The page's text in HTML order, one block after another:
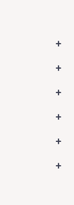
+
+
+
+
+
+